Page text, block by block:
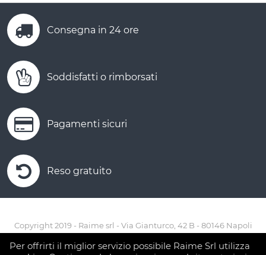
Per offrirti il miglior servizio possibile Raime Srl utilizza
Consegna in 24 ore
Soddisfatti o rimborsati
Pagamenti sicuri
Reso gratuito
Copyright 2019 - Raime srl - Via Gianturco, 42 B - 80146 Napoli